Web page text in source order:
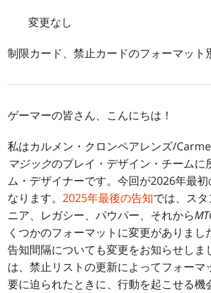
変更なし
制限カード、禁止カードのフォーマット
ゲーマーの皆さん、こんにちは！
私はカルメン・クロンペアレンズ/
マジックのプレイ・デザイン・チームに
ム・デザイナーです。今回が2026年最
なります。2025年最後の告知では、ス
ニア、レガシー、パウパー、それから
くつかのフォーマットに変更がありまし
告知間隔についても変更をお知らせしま
は、禁止リストの更新によってフォーマ
要に迫られたときに、行動を起こせる機